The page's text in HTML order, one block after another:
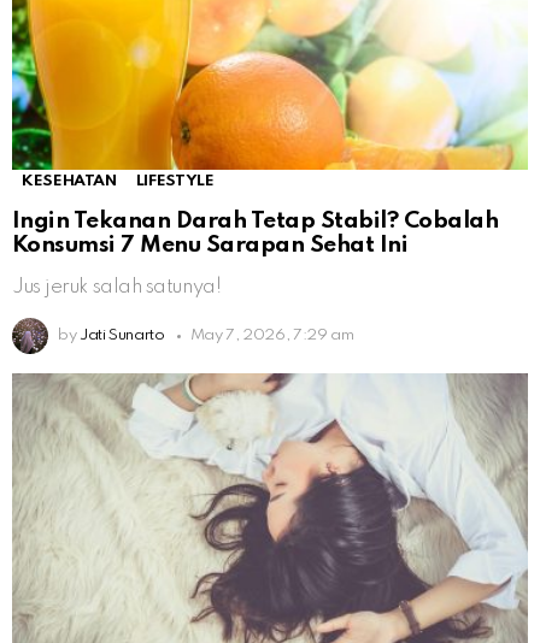
KESEHATAN LIFESTYLE
Ingin Tekanan Darah Tetap Stabil? Cobalah
Konsumsi 7 Menu Sarapan Sehat Ini
Jus jeruk salah satunya!
by Jati Sunarto May 7, 2026, 7:29 am